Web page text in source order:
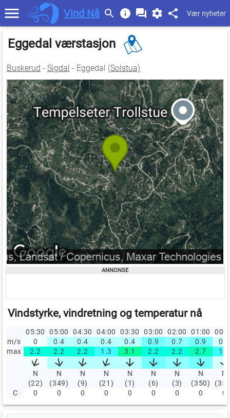
Vind Nå Vær nyheter
Eggedal værstasjon
Buskerud - Sigdal - Eggedal (Solstua)
Vindstyrke, vindretning og temperatur nå
05:30 05:00 04:30 04:00 03:30 03:00 02:00 01:00
m/s
0 0.4 0.4 0.4 0.4 0.9 0.7 0.9
0.2
max
2.2 2.2 2.2 1.3 3.1 2.2 2.2 2.7 1.3
N
(22)
N
(349)
N
(9)
N
(21)
N
(1)
N
(6)
N
(3)
N
(350)
N
C
0 0 0 0 0 0 0 0 0